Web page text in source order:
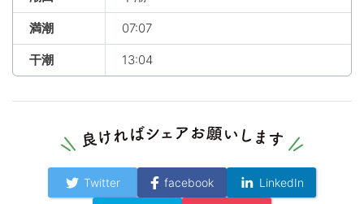
満潮 07:07
干潮 13:04
Twitter facebook LinkedIn